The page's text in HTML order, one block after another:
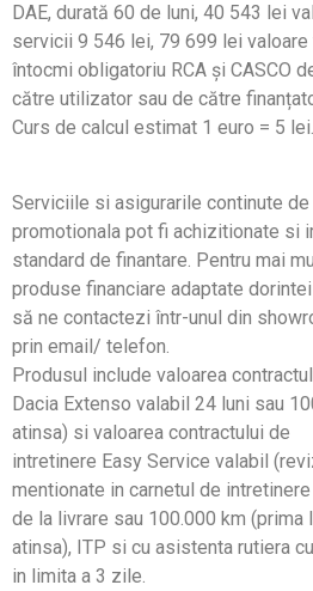
DAE, durată 60 de luni, 40 543 lei
servicii 9 546 lei, 79 699 lei
întocmi obligatoriu RCA și CASCO
către utilizator sau de către
Curs de calcul estimat 1 euro = 5 lei.
Serviciile si asigurarile continute
promotionala pot fi achizitionate si
standard de finantare. Pentru mai
produse financiare adaptate
să ne contactezi într-unul din
prin email/ telefon.
Produsul include valoarea
Dacia Extenso valabil 24 luni sau
atinsa) si valoarea contractului de
intretinere Easy Service valabil
mentionate in carnetul de
de la livrare sau 100.000 km (prima
atinsa), ITP si cu asistenta rutiera
in limita a 3 zile.